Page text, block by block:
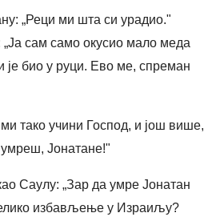
„Реци ми шта си урадио."
сам само окусио мало меда
је био у руци. Ево ме, спреман
тако учини Господ, и још више,
Јонатане!"
Саулу: „Зар да умре Јонатан
избављење у Израиљу?